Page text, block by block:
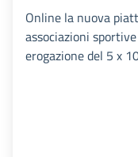
Online la nuova
associazioni
erogazione del 5 x